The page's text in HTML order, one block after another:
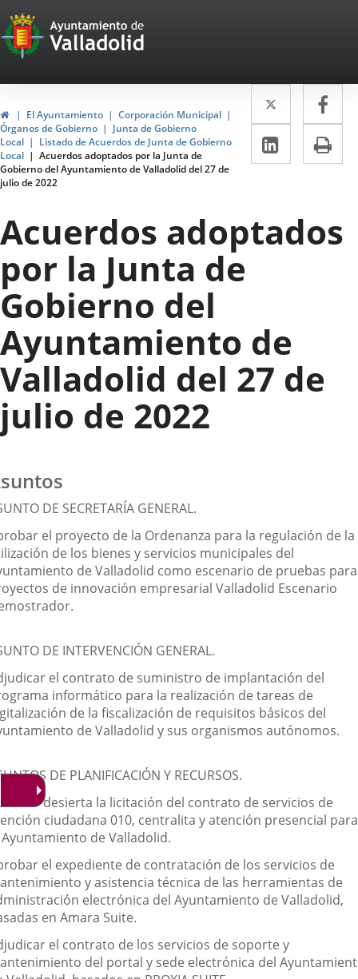
Portal
Web
del
Ayuntamiento
de
Valladolid
InicioEl Ayuntamiento
Corporación Municipal
Órganos de Gobierno
Junta de Gobierno
Local
Listado de Acuerdos de Junta de Gobierno
Local
Acuerdos adoptados por la Junta de
Gobierno del Ayuntamiento de Valladolid del 27 de
julio de 2022
Twitter
Enlace
a
una
a
LinkedIn
Enlace
a
externa.
Acuerdos adoptados
por la Junta de
Gobierno del
Ayuntamiento de
Valladolid del 27 de
julio de 2022
DE SECRETARÍA GENERAL.
el proyecto de la Ordenanza para la regulación de la
de los bienes y servicios municipales del
de Valladolid como escenario de pruebas para
de innovación empresarial Valladolid Escenario
DE INTERVENCIÓN GENERAL.
el contrato de suministro de implantación del
informático para la realización de tareas de
de la fiscalización de requisitos básicos del
de Valladolid y sus organismos autónomos.
DE PLANIFICACIÓN Y RECURSOS.
desierta la licitación del contrato de servicios de
ciudadana 010, centralita y atención presencial para
de Valladolid.
el expediente de contratación de los servicios de
y asistencia técnica de las herramientas de
electrónica del Ayuntamiento de Valladolid,
en Amara Suite.
el contrato de los servicios de soporte y
del portal y sede electrónica del